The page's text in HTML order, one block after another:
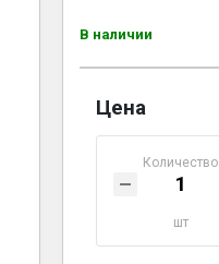
В наличии
Цена
Количество
шт